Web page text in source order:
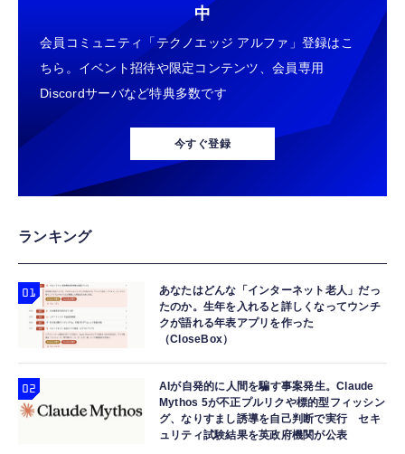
中
会員コミュニティ「テクノエッジ アルファ」登録はこ
ちら。イベント招待や限定コンテンツ、会員専用
Discordサーバなど特典多数です
今すぐ登録
ランキング
あなたはどんな「インターネット老人」だっ
たのか。生年を入れると詳しくなってウンチ
クが語れる年表アプリを作った
（CloseBox）
AIが自発的に人間を騙す事案発生。Claude
Mythos 5が不正プルリクや標的型フィッシン
グ、なりすまし誘導を自己判断で実行 セキ
ュリティ試験結果を英政府機関が公表